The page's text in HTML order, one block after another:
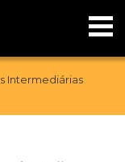
Intermediárias